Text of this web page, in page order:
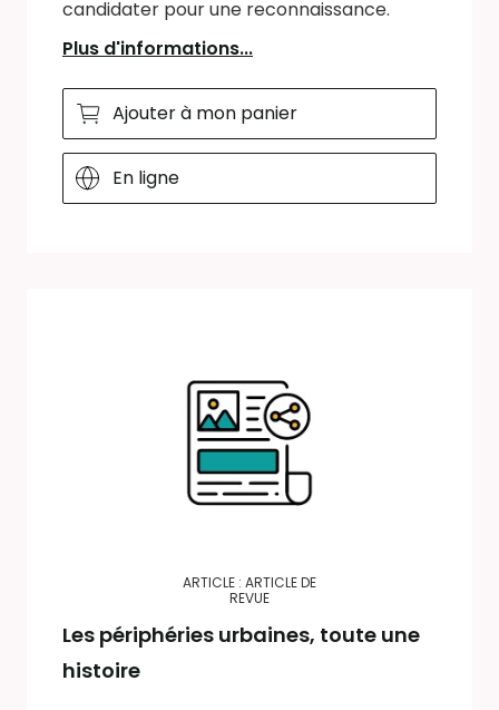
candidater pour une reconnaissance.
Plus d'informations...
Ajouter à mon panier
En ligne
ARTICLE : ARTICLE DE
REVUE
Les périphéries urbaines, toute une
histoire